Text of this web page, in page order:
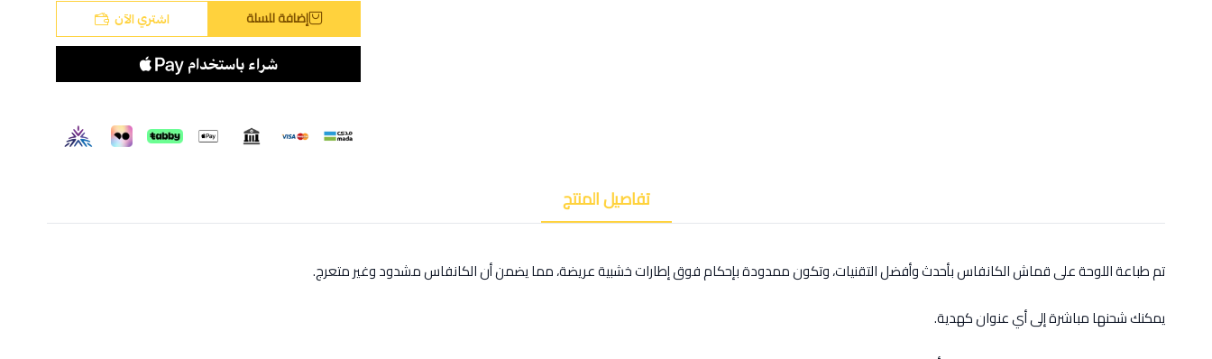
إضافة للسلة اشتري الآن
تفاصيل المنتج
تم طباعة اللوحة على قماش الكانفاس بأحدث وأفضل التقنيات، وتكون ممدودة بإحكام فوق إطارات خشبية عريضة، مما يضمن أن الكانفاس مشدود وغير متعرج.
يمكنك شحنها مباشرة إلى أي عنوان كهدية.